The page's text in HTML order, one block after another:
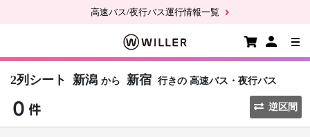
高速バス/夜行バス運行情報一覧
2列シート 新潟 から 新宿 行きの 高速バス・夜行バス
逆区間